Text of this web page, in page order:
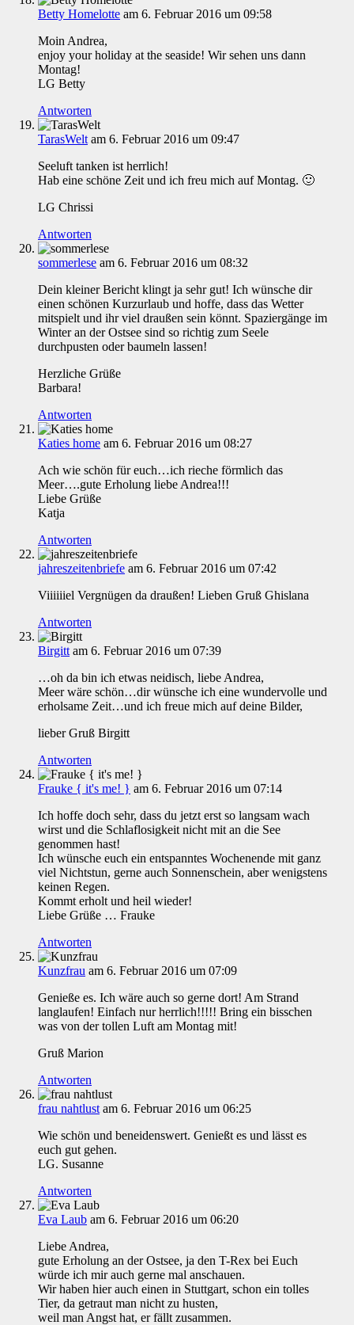
Betty Homelotte am 6. Februar 2016 um 09:58
Moin Andrea,
enjoy your holiday at the seaside! Wir sehen uns dann
Montag!
LG Betty
Antworten
TarasWelt am 6. Februar 2016 um 09:47
Seeluft tanken ist herrlich!
Hab eine schöne Zeit und ich freu mich auf Montag. 🙂
LG Chrissi
Antworten
sommerlese am 6. Februar 2016 um 08:32
Dein kleiner Bericht klingt ja sehr gut! Ich wünsche dir
einen schönen Kurzurlaub und hoffe, dass das Wetter
mitspielt und ihr viel draußen sein könnt. Spaziergänge im
Winter an der Ostsee sind so richtig zum Seele
durchpusten oder baumeln lassen!
Herzliche Grüße
Barbara!
Antworten
Katies home am 6. Februar 2016 um 08:27
Ach wie schön für euch…ich rieche förmlich das
Meer….gute Erholung liebe Andrea!!!
Liebe Grüße
Katja
Antworten
jahreszeitenbriefe am 6. Februar 2016 um 07:42
Viiiiiiel Vergnügen da draußen! Lieben Gruß Ghislana
Antworten
Birgitt am 6. Februar 2016 um 07:39
…oh da bin ich etwas neidisch, liebe Andrea,
Meer wäre schön…dir wünsche ich eine wundervolle und
erholsame Zeit…und ich freue mich auf deine Bilder,
lieber Gruß Birgitt
Antworten
Frauke { it's me! } am 6. Februar 2016 um 07:14
Ich hoffe doch sehr, dass du jetzt erst so langsam wach
wirst und die Schlaflosigkeit nicht mit an die See
genommen hast!
Ich wünsche euch ein entspanntes Wochenende mit ganz
viel Nichtstun, gerne auch Sonnenschein, aber wenigstens
keinen Regen.
Kommt erholt und heil wieder!
Liebe Grüße … Frauke
Antworten
Kunzfrau am 6. Februar 2016 um 07:09
Genieße es. Ich wäre auch so gerne dort! Am Strand
langlaufen! Einfach nur herrlich!!!!! Bring ein bisschen
was von der tollen Luft am Montag mit!
Gruß Marion
Antworten
frau nahtlust am 6. Februar 2016 um 06:25
Wie schön und beneidenswert. Genießt es und lässt es
euch gut gehen.
LG. Susanne
Antworten
Eva Laub am 6. Februar 2016 um 06:20
Liebe Andrea,
gute Erholung an der Ostsee, ja den T-Rex bei Euch
würde ich mir auch gerne mal anschauen.
Wir haben hier auch einen in Stuttgart, schon ein tolles
Tier, da getraut man nicht zu husten,
weil man Angst hat, er fällt zusammen.